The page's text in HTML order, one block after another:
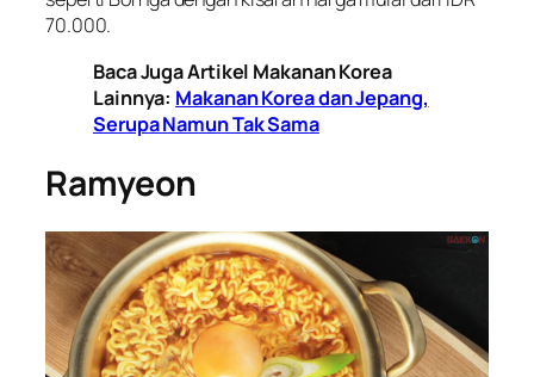
70.000.
Baca Juga Artikel Makanan Korea
Lainnya: Makanan Korea dan Jepang,
Serupa Namun Tak Sama
Ramyeon